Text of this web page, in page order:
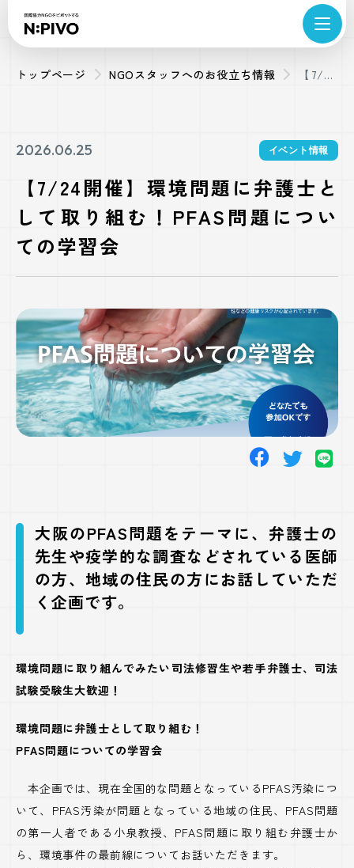
トップページ NGOスタッフへのお役立ち情報
【7/24
題に弁
して取
り組
問題に
の学習
会
2026.06.25 イベント情報
【7/24開催】環境問題に弁護士と
して取り組む！PFAS問題につい
ての学習会
大阪のPFAS問題をテーマに、弁護士の
先生や疫学的な調査などされている医師
の方、地域の住民の方にお話していただ
く企画です。
環境問題に取り組んでみたい司法修習生や若手弁護士、司法
試験受験生大歓迎！
環境問題に弁護士として取り組む！
PFAS問題についての学習会
本企画では、現在全国的な問題となっているPFAS汚染につ
いて、PFAS汚染が問題となっている地域の住民、PFAS問題
の第一人者である小泉教授、PFAS問題に取り組む弁護士か
ら、環境事件の最前線についてお話いただきます。